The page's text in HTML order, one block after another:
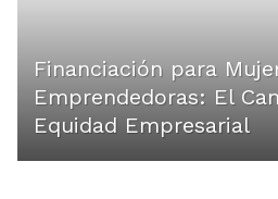
Financiación para
Emprendedoras: El
Equidad Empresarial